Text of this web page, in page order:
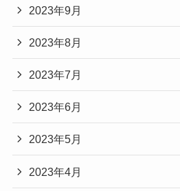
2023年9月
2023年8月
2023年7月
2023年6月
2023年5月
2023年4月